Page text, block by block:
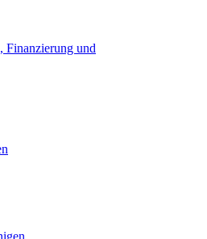
Finanzierung und